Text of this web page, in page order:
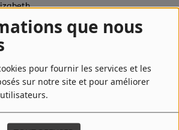
que nous
pour fournir les services et les
sur notre site et pour améliorer
Like a Storm